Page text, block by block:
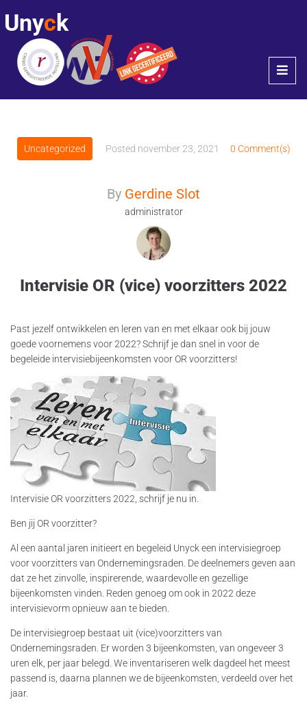
Unyck
Uncategorized Posted november 23, 2021 0 Comment(s)
By Gerdine Slot
administrator
Intervisie OR (vice) voorzitters 2022
Past jezelf ontwikkelen en leren van en met elkaar ook bij jouw
goede voornemens voor 2022? Schrijf je dan snel in voor de
begeleide intervisiebijeenkomsten voor OR voorzitters!
Intervisie OR voorzitters 2022, schrijf je nu in.
Ben jij OR voorzitter?
Al een aantal jaren initieert en begeleid Unyck een intervisiegroep
voor voorzitters van Ondernemingsraden. De deelnemers geven aan
dat ze het zinvolle, inspirerende, waardevolle en gezellige
bijeenkomsten vinden. Reden genoeg om ook in 2022 deze
intervisievorm opnieuw aan te bieden.
De intervisiegroep bestaat uit (vice)voorzitters van
Ondernemingsraden. Er worden 3 bijeenkomsten, van ongeveer 3
uren elk, per jaar belegd. We inventariseren welk dagdeel het meest
passend is, daarna plannen we de bijeenkomsten, verdeeld over het
jaar.